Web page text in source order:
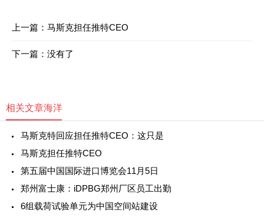
上一篇： 马斯克担任推特CEO
下一篇：没有了
相关文章海洋
马斯克特回应担任推特CEO：这只是
马斯克担任推特CEO
第五届中国国际进口博览会11月5日
郑州富士康：iDPBG郑州厂区员工出勤
6组载荷试验单元为中国空间站建设